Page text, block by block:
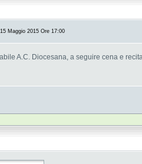
Maggio 2015 Ore 17:00
A.C. Diocesana, a seguire cena e